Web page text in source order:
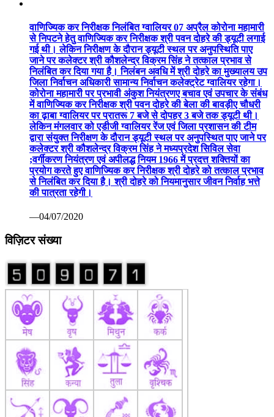
वाणिज्यिक कर निरीक्षक निलंबित ग्वालियर 07 अप्रैल कोरोना महामारी
से निपटने हेतु वाणिज्यिक कर निरीक्षक श्री पवन दोहरे की ड्यूटी लगाई
गई थी। लेकिन निरीक्षण के दौरान ड्यूटी स्थल पर अनुपस्थिति पाए
जाने पर कलेक्टर श्री कौशलेन्द्र विक्रम सिंह ने तत्काल प्रभाव से
निलंबित कर दिया गया है। निलंबन अवधि में श्री दोहरे का मुख्यालय उप
जिला निर्वाचन अधिकारी सामान्य निर्वाचन कलेक्ट्रेट ग्वालियर रहेगा।
कोरोना महामारी पर प्रभावी अंकुश नियंत्रणए बचाव एवं उपचार के संबंध
में वाणिज्यिक कर निरीक्षक श्री पवन दोहरे की बेला की बावड़ीए चौधरी
का ढ़ाबा ग्वालियर पर प्रातरू 7 बजे से दोपहर 3 बजे तक ड्यूटी थी।
लेकिन मंगलवार को एडीजी ग्वालियर रेंज एवं जिला प्रशासन की टीम
द्वारा संयुक्त निरीक्षण के दौरान ड्यूटी स्थल पर अनुपस्थित पाए जाने पर
कलेक्टर श्री कौशलेन्द्र विक्रम सिंह ने मध्यप्रदेश सिविल सेवा
;वर्गीकरण नियंत्रण एवं अपीलद्ध नियम 1966 में प्रदत्त शक्तियों का
प्रयोग करते हुए वाणिज्यिक कर निरीक्षक श्री दोहरे को तत्काल प्रभाव
से निलंबित कर दिया है। श्री दोहरे को नियमानुसार जीवन निर्वाह भत्ते
की पात्रता रहेगी।
—04/07/2020
विज़िटर संख्या